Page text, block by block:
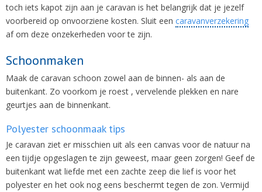
toch iets kapot zijn aan je caravan is het belangrijk dat je jezelf
voorbereid op onvoorziene kosten. Sluit een caravanverzekering
af om deze onzekerheden voor te zijn.
Schoonmaken
Maak de caravan schoon zowel aan de binnen- als aan de
buitenkant. Zo voorkom je roest , vervelende plekken en nare
geurtjes aan de binnenkant.
Polyester schoonmaak tips
Je caravan ziet er misschien uit als een canvas voor de natuur na
een tijdje opgeslagen te zijn geweest, maar geen zorgen! Geef de
buitenkant wat liefde met een zachte zeep die lief is voor het
polyester en het ook nog eens beschermt tegen de zon. Vermijd